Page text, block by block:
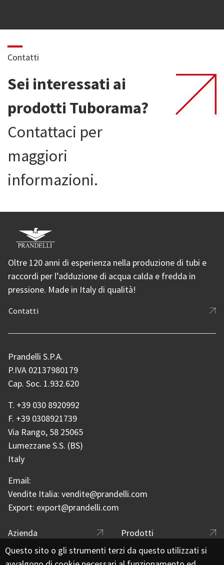
Contatti
Sei interessati ai
prodotti Tuborama?
Contattaci per
maggiori
informazioni.
Oltre 120 anni di esperienza nella produzione di tubi e
raccordi per l’adduzione di acqua calda e fredda in
pressione. Made in Italy di qualità!
Contatti
Prandelli S.P.A.
P.IVA 02137980179
Cap. Soc. 1.932.620
T. +39 030 8920992
F. +39 0308921739
Via Rango, 58 25065
Lumezzane S.S. (BS)
Italy
Email:
Vendite Italia: vendite@prandelli.com
Export: export@prandelli.com
Footer menu
Azienda
Prodotti
Catalogo
Applicazioni
Questo sito o gli strumenti terzi da questo utilizzati si